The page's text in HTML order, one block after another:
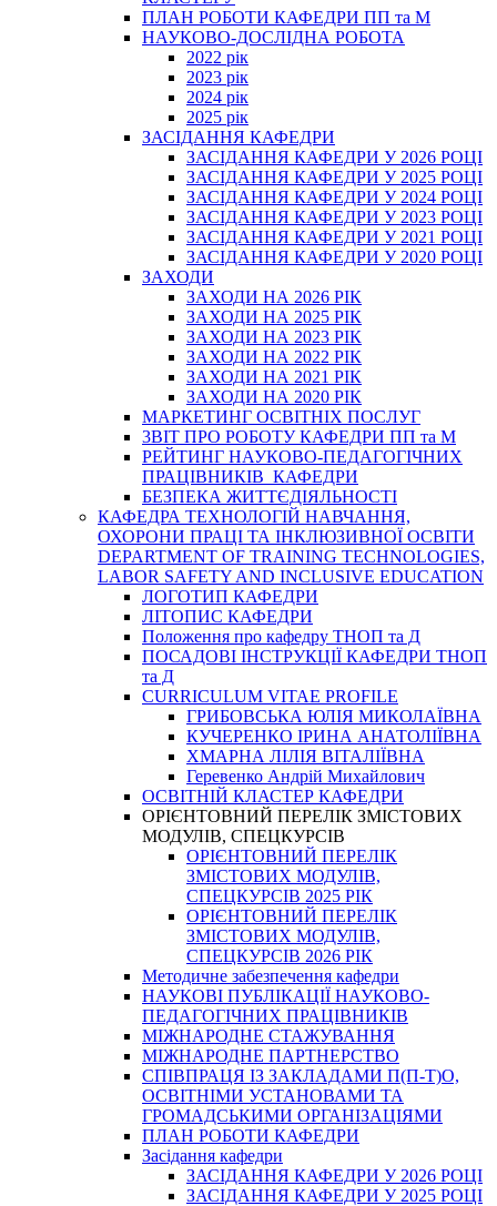
ПЛАН РОБОТИ КАФЕДРИ ПП та М
НАУКОВО-ДОСЛІДНА РОБОТА
2022 рік
2023 рік
2024 рік
2025 рік
ЗАСІДАННЯ КАФЕДРИ
ЗАСІДАННЯ КАФЕДРИ У 2026 РОЦІ
ЗАСІДАННЯ КАФЕДРИ У 2025 РОЦІ
ЗАСІДАННЯ КАФЕДРИ У 2024 РОЦІ
ЗАСІДАННЯ КАФЕДРИ У 2023 РОЦІ
ЗАСІДАННЯ КАФЕДРИ У 2021 РОЦІ
ЗАСІДАННЯ КАФЕДРИ У 2020 РОЦІ
ЗАХОДИ
ЗАХОДИ НА 2026 РІК
ЗАХОДИ НА 2025 РІК
ЗАХОДИ НА 2023 РІК
ЗАХОДИ НА 2022 РІК
ЗАХОДИ НА 2021 РІК
ЗАХОДИ НА 2020 РІК
МАРКЕТИНГ ОСВІТНІХ ПОСЛУГ
3BIT ПРО РОБОТУ КАФЕДРИ ПП та М
РЕЙТИНГ НАУКОВО-ПЕДАГОГІЧНИХ
ПРАЦІВНИКІВ КАФЕДРИ
БЕЗПЕКА ЖИТТЄДІЯЛЬНОСТІ
КАФЕДРА ТЕХНОЛОГІЙ НАВЧАННЯ,
ОХОРОНИ ПРАЦІ ТА ІНКЛЮЗИВНОЇ ОСВІТИ
DEPARTMENT OF TRAINING TECHNOLOGIES,
LABOR SAFETY AND INCLUSIVE EDUCATION
ЛОГОТИП КАФЕДРИ
ЛІТОПИС КАФЕДРИ
Положення про кафедру ТНОП та Д
ПОСАДОВІ ІНСТРУКЦІЇ КАФЕДРИ ТНОП
та Д
CURRICULUM VITAE PROFILE
ГРИБОВСЬКА ЮЛІЯ МИКОЛАЇВНА
КУЧЕРЕНКО ІРИНА АНАТОЛІЇВНА
ХМАРНА ЛІЛІЯ ВІТАЛІЇВНА
Геревенко Андрій Михайлович
ОСВІТНІЙ КЛАСТЕР КАФЕДРИ
ОРІЄНТОВНИЙ ПЕРЕЛІК ЗМІСТОВИХ
МОДУЛІВ, СПЕЦКУРСІВ
ОРІЄНТОВНИЙ ПЕРЕЛІК
ЗМІСТОВИХ МОДУЛІВ,
СПЕЦКУРСІВ 2025 РІК
ОРІЄНТОВНИЙ ПЕРЕЛІК
ЗМІСТОВИХ МОДУЛІВ,
СПЕЦКУРСІВ 2026 РІК
Методичне забезпечення кафедри
НАУКОВІ ПУБЛІКАЦІЇ НАУКОВО-
ПЕДАГОГІЧНИХ ПРАЦІВНИКІВ
МІЖНАРОДНЕ СТАЖУВАННЯ
МІЖНАРОДНЕ ПАРТНЕРСТВО
СПІВПРАЦЯ ІЗ ЗАКЛАДАМИ П(П-Т)О,
ОСВІТНІМИ УСТАНОВАМИ ТА
ГРОМАДСЬКИМИ ОРГАНІЗАЦІЯМИ
ПЛАН РОБОТИ КАФЕДРИ
Засідання кафедри
ЗАСІДАННЯ КАФЕДРИ У 2026 РОЦІ
ЗАСІДАННЯ КАФЕДРИ У 2025 РОЦІ